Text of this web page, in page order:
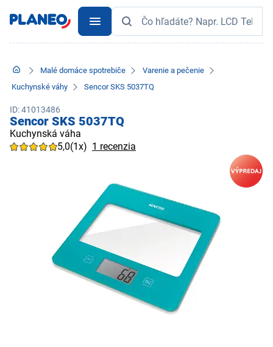
Malé domáce spotrebiče
Varenie a pečenie
Kuchynské váhy
Sencor SKS 5037TQ
ID: 41013486
Sencor SKS 5037TQ
Kuchynská váha
5,0(1x) 1 recenzia